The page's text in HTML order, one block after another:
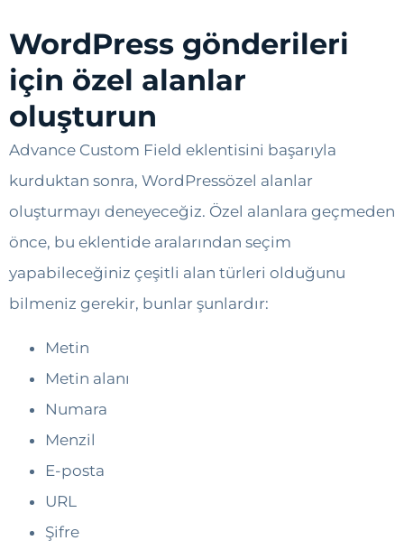
WordPress gönderileri
için özel alanlar
oluşturun
Advance Custom Field eklentisini başarıyla
kurduktan sonra, WordPressözel alanlar
oluşturmayı deneyeceğiz. Özel alanlara geçmeden
önce, bu eklentide aralarından seçim
yapabileceğiniz çeşitli alan türleri olduğunu
bilmeniz gerekir, bunlar şunlardır:
Metin
Metin alanı
Numara
Menzil
E-posta
URL
Şifre